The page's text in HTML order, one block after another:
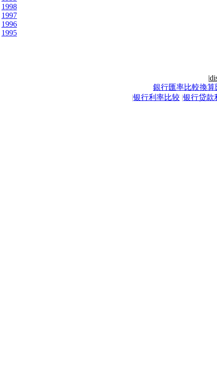
1998
1997
1996
1995
|
銀行匯率比較換算
|银行利率比较 |银行贷款